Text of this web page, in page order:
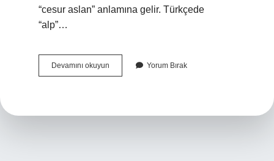
“cesur aslan” anlamına gelir. Türkçede
“alp”…
Devamını okuyun
Arapçada
Yorum Bırak